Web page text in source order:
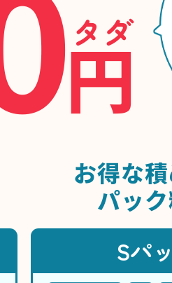
円
タダ
お得な
パッ
Sパ